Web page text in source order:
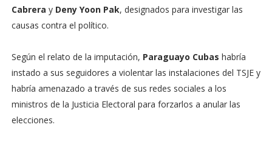
Cabrera y Deny Yoon Pak, designados para investigar las
causas contra el político.
Según el relato de la imputación, Paraguayo Cubas habría
instado a sus seguidores a violentar las instalaciones del TSJE y
habría amenazado a través de sus redes sociales a los
ministros de la Justicia Electoral para forzarlos a anular las
elecciones.